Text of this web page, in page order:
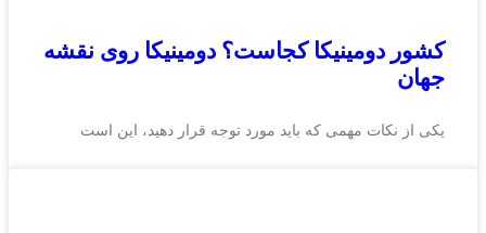
کشور دومینیکا کجاست؟ دومینیکا روی نقشه
جهان
یکی از نکات مهمی که باید مورد توجه قرار دهید، این است